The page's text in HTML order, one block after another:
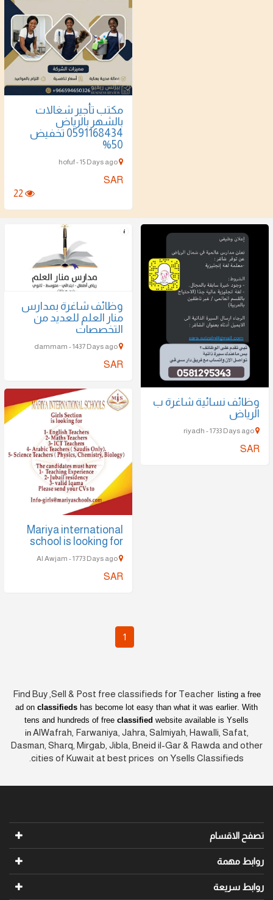
مكتب تأجير شغالات
بالشهر بالرياض
0591168434 تخفيض
50%
SAR
وظائف شاغرة بمدارس
منار العلم للعديد من
التخصصات
SAR
‏وظائف نسائية شاغرة ب
الرياض
SAR
Mariya international
school is looking for
SAR
1
Find Buy ,Sell & Post free classifieds for Teacher listing a free
ad on classifieds has become lot easy than what it was earlier. With
tens and hundreds of free classified website available is Ysells
in AlWafrah, Farwaniya, Jahra, Salmiyah, Hawalli, Safat,
Dasman, Sharq, Mirgab, Jibla, Bneid il-Gar & Rawda and other
cities of Kuwait at best prices on Ysells Classifieds.
تصفح الاقسام
روابط مهمة
روابط سريعة